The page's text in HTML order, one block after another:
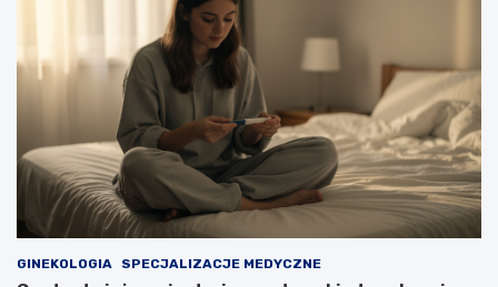
GINEKOLOGIA SPECJALIZACJE MEDYCZNE